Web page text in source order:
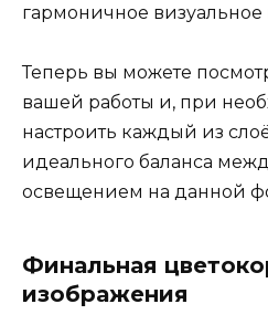
гармоничное визуальное
Теперь вы можете
вашей работы и, при
настроить каждый из
идеального баланса
освещением на данной
Финальная
изображения